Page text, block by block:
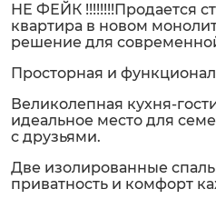
НЕ ФЕЙК !!!!!!!!Продается
квартира в новом
решение для
Просторная и
Великолепная кухня-
идеальное место для
с друзьями.
Две изолированные
приватность и комфорт